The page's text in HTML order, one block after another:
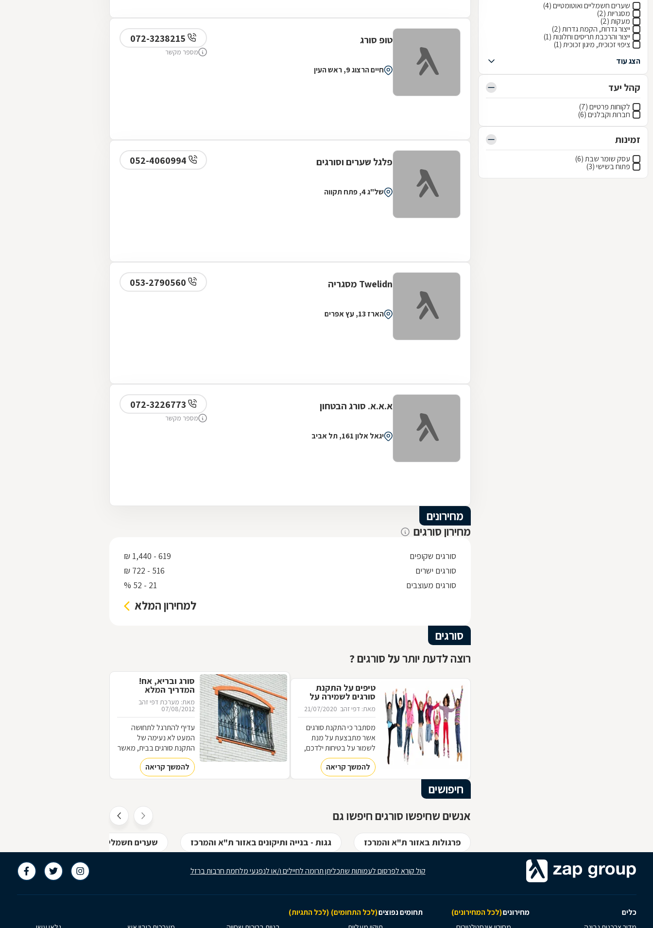
שערים חשמליים ואוטומטיים (4)
מסגריות (2)
מעקות (2)
ייצור גדרות, הקמת גדרות (2)
ייצור והרכבת תריסים וחלונות (1)
ציפוי זכוכית, מיגון זכוכית (1)
הצג עוד
קהל יעד
לקוחות פרטיים (7)
חברות וקבלנים (6)
זמינות
עסק שומר שבת (6)
פתוח בשישי (3)
טופ סורג
חיים הרצוג 9, ראש העין
מספר מקשר
פלגל שערים וסורגים
של"ג 4, פתח תקווה
Twelidn מסגריה
הארז 13, עץ אפרים
א.א.א. סורג הבטחון
יגאל אלון 161, תל אביב
מספר מקשר
מחירונים
מחירון סורגים
סורגים שקופים
619 - 1,440 ₪
סורגים ישרים
516 - 722 ₪
סורגים מעוצבים
21 - 52 %
למחירון המלא
סורגים
רוצה לדעת יותר על סורגים ?
טיפים על התקנת
סורגים לשמירה על
ילדים
מאת: דפי זהב 21/07/2020
מסתבר כי התקנת סורגים
אשר מתבצעת על מנת
לשמור על בטיחות ילדכם,
יכולה להיות שונה מהסורגים
שתבחרו להתקין כדי למנוע
מפורצים להיכנס לביתכם.
סורגים מגולוונים? כיצד ניתן
הסורגים? כל הטיפים
לפניכם
להמשך קריאה
סורג ובריא, אח!
המדריך המלא
לסורגים
מאת: מערכת דפי זהב
07/08/2012
עדיף להתרגל לתחושה
המעט לא נעימה של
התקנת סורגים בבית, מאשר
להתרגל לתחושה המאוד
לא נעימה של פריצה לבית.
כל מה שחשוב לדעת על
להמשך קריאה
חיפושים
אנשים שחיפשו סורגים חיפשו גם
פרגולות באזור ת"א והמרכז גגות - בנייה ותיקונים באזור ת"א והמרכז שערים חשמליים ואוטומטיים באזור ת"א
קול קורא לפרסום לעמותות שתכליתן תרומה לחיילים ו/או לנפגעי מלחמת חרבות ברזל
כלים מחירונים(לכל המחירונים) תחומים נפוצים(לכל התחומים) (לכל התגיות)